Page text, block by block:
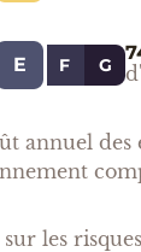
E F G
annuel des
les